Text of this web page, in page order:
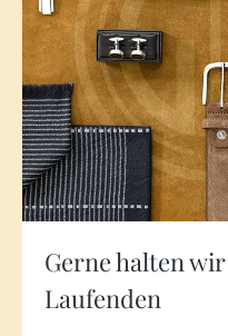
Gerne halten
Laufenden